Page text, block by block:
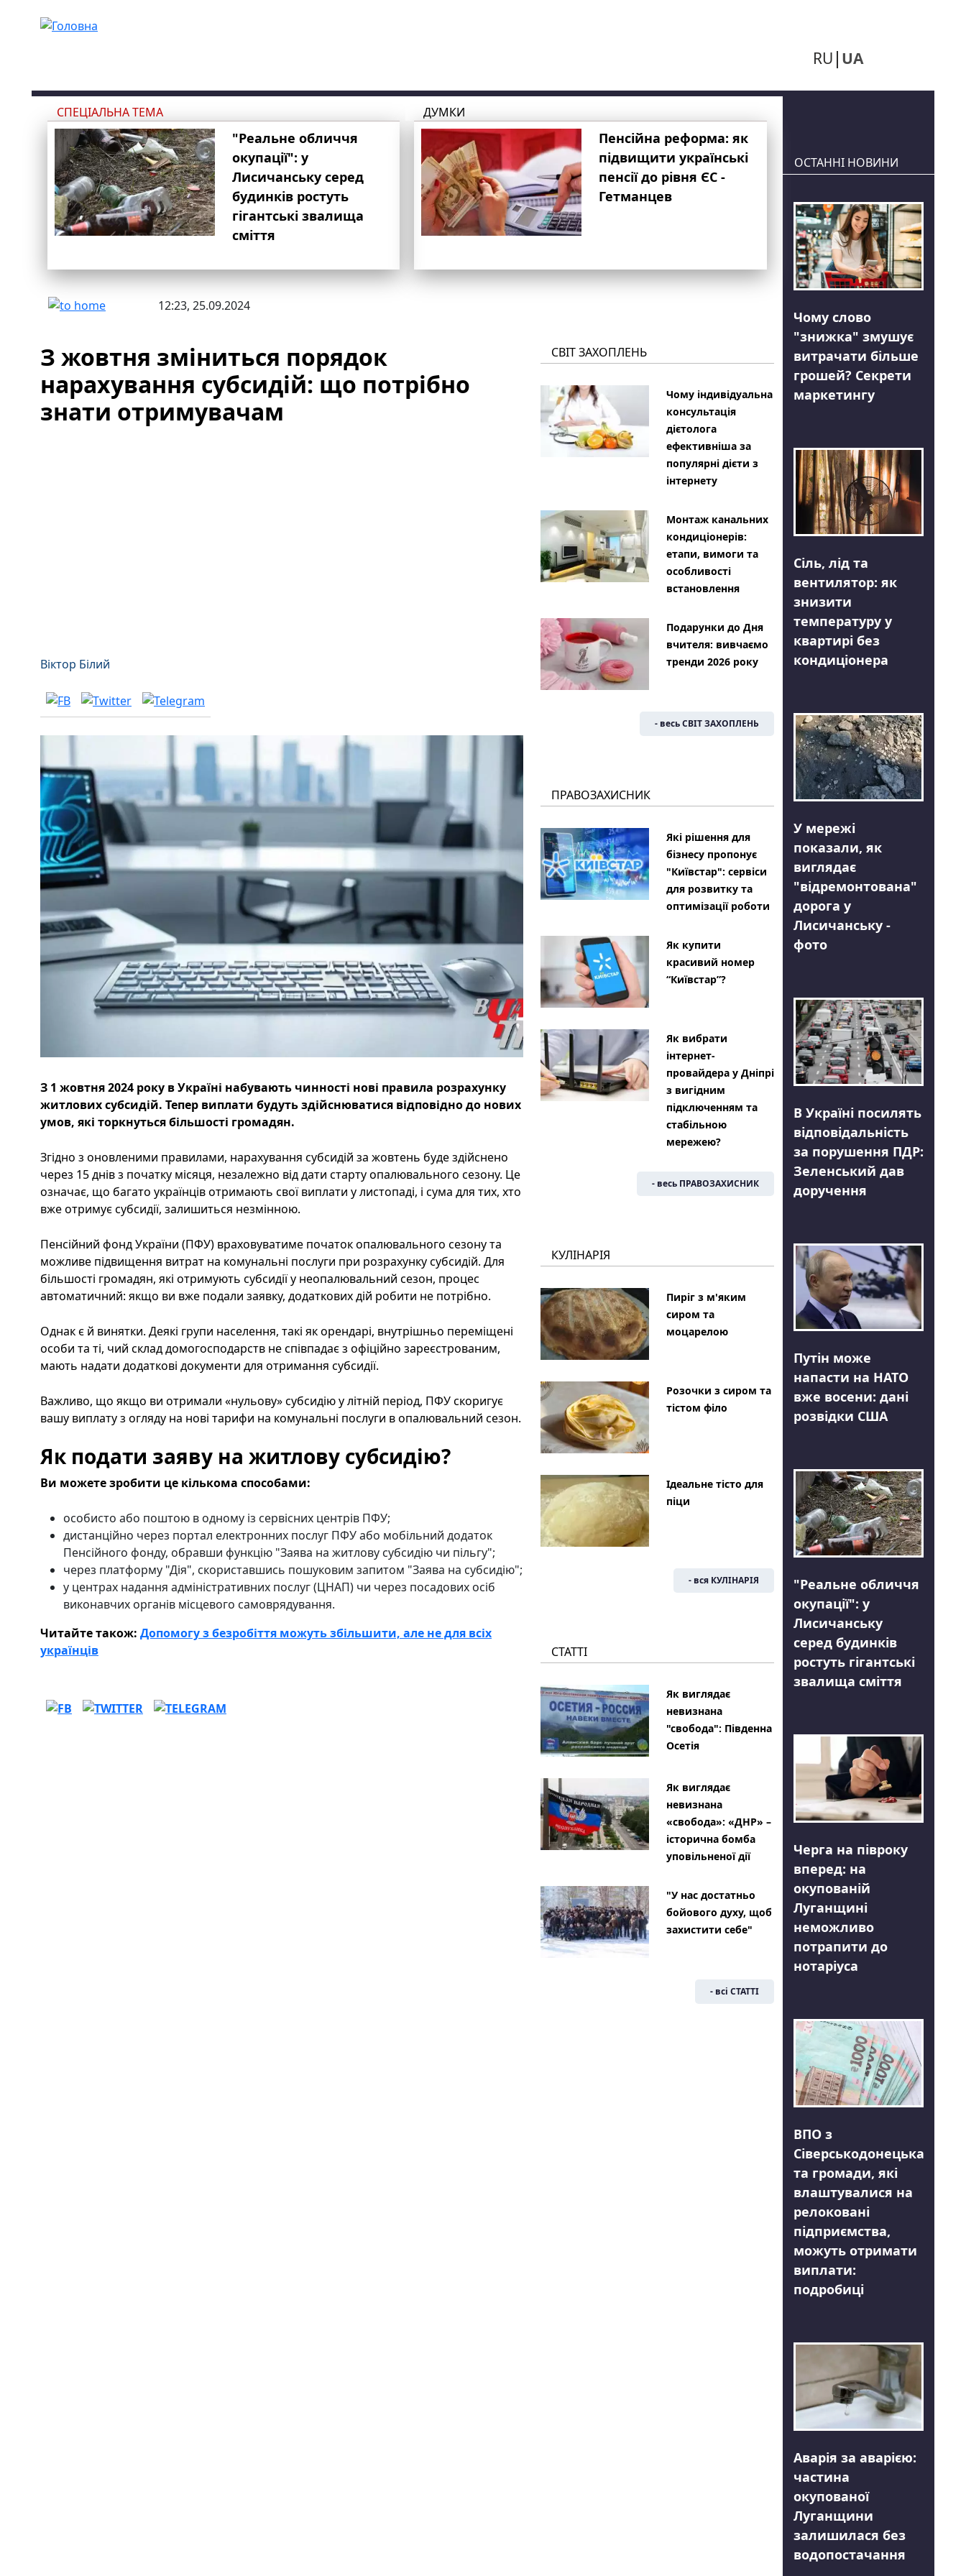
RU UA
СПЕЦІАЛЬНА ТЕМА
"Реальне обличчя
окупації": у
Лисичанську серед
будинків ростуть
гігантські звалища
сміття
ДУМКИ
Пенсійна реформа: як
підвищити українські
пенсії до рівня ЄС -
Гетманцев
12:23, 25.09.2024
З жовтня зміниться порядок
нарахування субсидій: що потрібно
знати отримувачам
Віктор Білий
З 1 жовтня 2024 року в Україні набувають чинності нові правила розрахунку
житлових субсидій. Тепер виплати будуть здійснюватися відповідно до нових
умов, які торкнуться більшості громадян.
Згідно з оновленими правилами, нарахування субсидій за жовтень буде здійснено
через 15 днів з початку місяця, незалежно від дати старту опалювального сезону. Це
означає, що багато українців отримають свої виплати у листопаді, і сума для тих, хто
вже отримує субсидії, залишиться незмінною.
Пенсійний фонд України (ПФУ) враховуватиме початок опалювального сезону та
можливе підвищення витрат на комунальні послуги при розрахунку субсидій. Для
більшості громадян, які отримують субсидії у неопалювальний сезон, процес
автоматичний: якщо ви вже подали заявку, додаткових дій робити не потрібно.
Однак є й винятки. Деякі групи населення, такі як орендарі, внутрішньо переміщені
особи та ті, чий склад домогосподарств не співпадає з офіційно зареєстрованим,
мають надати додаткові документи для отримання субсидії.
Важливо, що якщо ви отримали «нульову» субсидію у літній період, ПФУ скоригує
вашу виплату з огляду на нові тарифи на комунальні послуги в опалювальний сезон.
Як подати заяву на житлову субсидію?
Ви можете зробити це кількома способами:
особисто або поштою в одному із сервісних центрів ПФУ;
дистанційно через портал електронних послуг ПФУ або мобільний додаток
Пенсійного фонду, обравши функцію "Заява на житлову субсидію чи пільгу";
через платформу "Дія", скориставшись пошуковим запитом "Заява на субсидію";
у центрах надання адміністративних послуг (ЦНАП) чи через посадових осіб
виконавчих органів місцевого самоврядування.
Читайте також: Допомогу з безробіття можуть збільшити, але не для всіх
українців
СВІТ ЗАХОПЛЕНЬ
Чому індивідуальна
консультація
дієтолога
ефективніша за
популярні дієти з
інтернету
Монтаж канальних
кондиціонерів:
етапи, вимоги та
особливості
встановлення
Подарунки до Дня
вчителя: вивчаємо
тренди 2026 року
- весь СВІТ ЗАХОПЛЕНЬ
ПРАВОЗАХИСНИК
Які рішення для
бізнесу пропонує
"Київстар": сервіси
для розвитку та
оптимізації роботи
Як купити
красивий номер
“Київстар”?
Як вибрати
інтернет-
провайдера у Дніпрі
з вигідним
підключенням та
стабільною
мережею?
- весь ПРАВОЗАХИСНИК
КУЛІНАРІЯ
Пиріг з м'яким
сиром та
моцарелою
Розочки з сиром та
тістом філо
Ідеальне тісто для
піци
- вся КУЛІНАРІЯ
СТАТТІ
Як виглядає
невизнана
"свобода": Південна
Осетія
Як виглядає
невизнана
«свобода»: «ДНР» –
історична бомба
уповільненої дії
"У нас достатньо
бойового духу, щоб
захистити себе"
- всі СТАТТІ
ОСТАННІ НОВИНИ
Чому слово
"знижка" змушує
витрачати більше
грошей? Секрети
маркетингу
Сіль, лід та
вентилятор: як
знизити
температуру у
квартирі без
кондиціонера
У мережі
показали, як
виглядає
"відремонтована"
дорога у
Лисичанську -
фото
В Україні посилять
відповідальність
за порушення ПДР:
Зеленський дав
доручення
Путін може
напасти на НАТО
вже восени: дані
розвідки США
"Реальне обличчя
окупації": у
Лисичанську
серед будинків
ростуть гігантські
звалища сміття
Черга на півроку
вперед: на
окупованій
Луганщині
неможливо
потрапити до
нотаріуса
ВПО з
Сіверськодонецька
та громади, які
влаштувалися на
релоковані
підприємства,
можуть отримати
виплати:
подробиці
Аварія за аварією:
частина
окупованої
Луганщини
залишилася без
водопостачання